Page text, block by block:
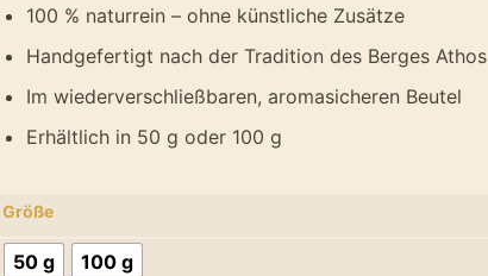
100 % naturrein – ohne künstliche Zusätze
Handgefertigt nach der Tradition des Berges Athos
Im wiederverschließbaren, aromasicheren Beutel
Erhältlich in 50 g oder 100 g
Größe
50 g 100 g